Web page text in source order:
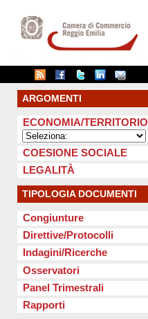
ARGOMENTI
ECONOMIA/TERRITORIO
COESIONE SOCIALE
LEGALITÀ
TIPOLOGIA DOCUMENTI
Congiunture
Direttive/Protocolli
Indagini/Ricerche
Osservatori
Panel Trimestrali
Rapporti